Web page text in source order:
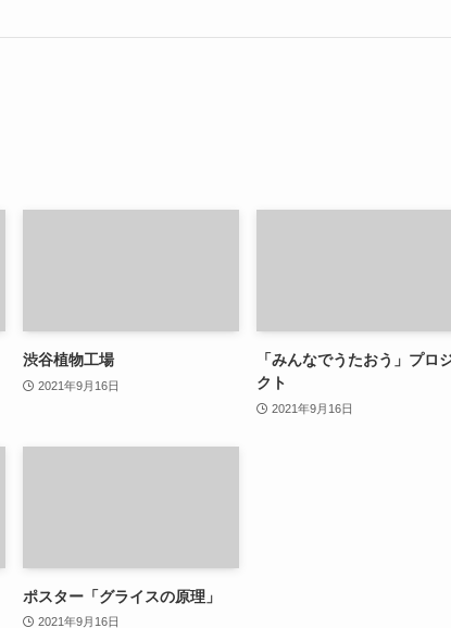
渋谷植物工場
2021年9月16日
「みんなでうたおう」プロ
クト
2021年9月16日
ポスター「グライスの原理」
2021年9月16日